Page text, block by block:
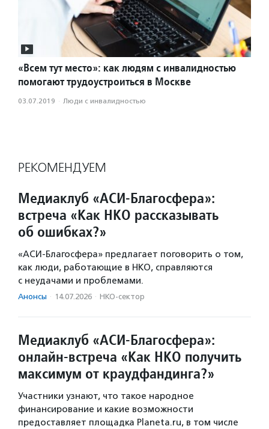
«Всем тут место»: как людям с инвалидностью
помогают трудоустроиться в Москве
03.07.2019 · Люди с инвалидностью
РЕКОМЕНДУЕМ
Медиаклуб «АСИ-Благосфера»:
встреча «Как НКО рассказывать
об ошибках?»
«АСИ-Благосфера» предлагает поговорить о том,
как люди, работающие в НКО, справляются
с неудачами и проблемами.
Анонсы · 14.07.2026 · НКО-сектор
Медиаклуб «АСИ-Благосфера»:
онлайн-встреча «Как НКО получить
максимум от краудфандинга?»
Участники узнают, что такое народное
финансирование и какие возможности
предоставляет площадка Planeta.ru, в том числе